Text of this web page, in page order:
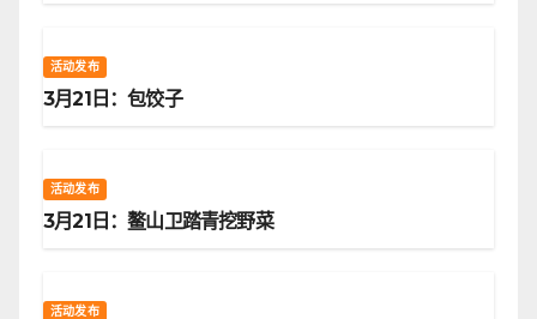
活动发布
3月21日：包饺子
活动发布
3月21日：鳌山卫踏青挖野菜
活动发布